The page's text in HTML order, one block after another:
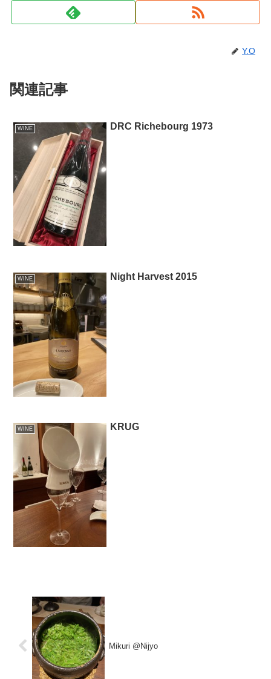
Y.O
関連記事
WINE DRC Richebourg 1973
WINE Night Harvest 2015
WINE KRUG
Mikuri @Nijyo